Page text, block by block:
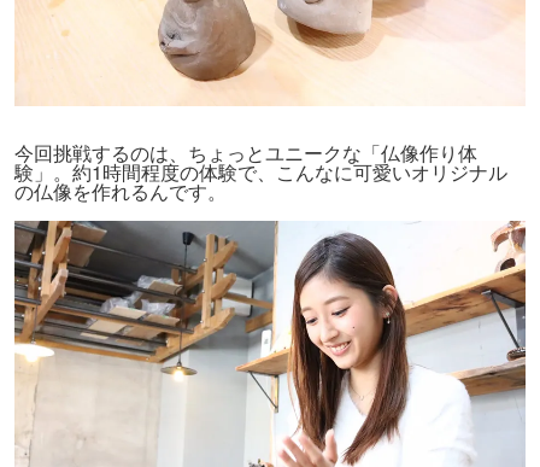
今回挑戦するのは、ちょっとユニークな「仏像作り体
験」。約1時間程度の体験で、こんなに可愛いオリジナル
の仏像を作れるんです。